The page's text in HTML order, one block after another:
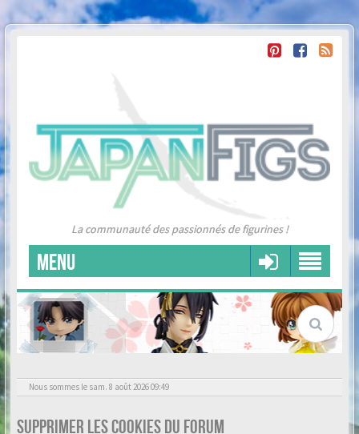
La communauté des passionnés de figurines !
MENU
Nous sommes le sam. 8 août 2026 09:49
SUPPRIMER LES COOKIES DU FORUM